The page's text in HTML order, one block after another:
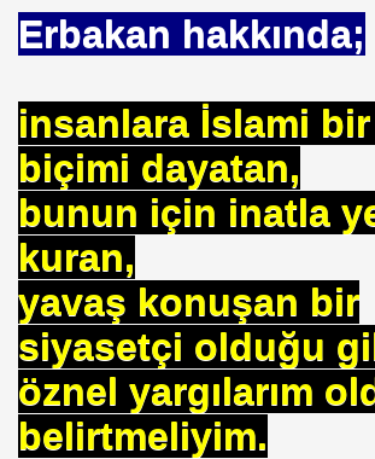
Erbakan hakkında;
insanlara İslami
biçimi dayatan,
bunun için inatla
kuran,
yavaş konuşan bir
siyasetçi olduğu
öznel yargılarım
belirtmeliyim.
KALDIRAN HZ MUHAMMEDİN
SIĞINIRIM
Başak ERSEN